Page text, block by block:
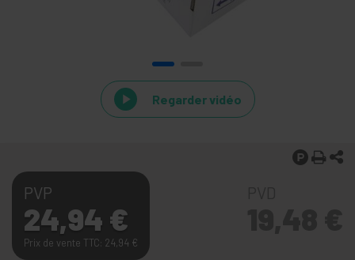
Regarder vidéo
PVP
24,94 €
Prix de vente TTC: 24,94 €